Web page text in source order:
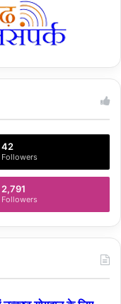
42
Followers
2,791
Followers